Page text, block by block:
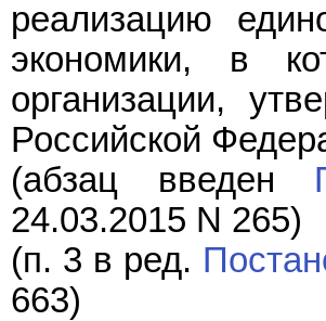
реализацию
экономики, в
организации,
Российской
(абзац введен
24.03.2015 N 265)
(п. 3 в ред.
663)